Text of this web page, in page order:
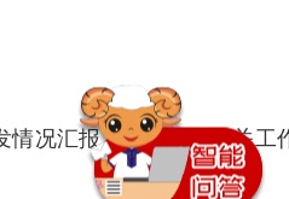
情况汇报，安排部署相关工